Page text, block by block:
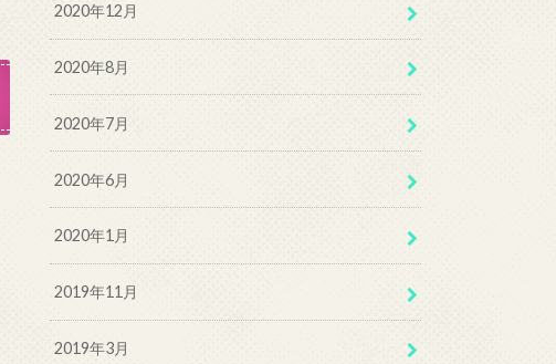
2020年12月
2020年8月
2020年7月
2020年6月
2020年1月
2019年11月
2019年3月